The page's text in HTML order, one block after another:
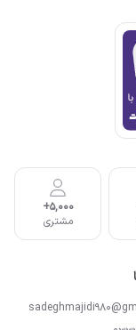
5,000+
مشتری